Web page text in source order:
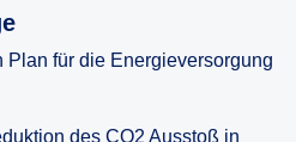
Gestorben?
Thema für Österreich
ist der Klimawandel
angaben wie viele
Plan für die Energieversorgung
des CO2 Ausstoß in